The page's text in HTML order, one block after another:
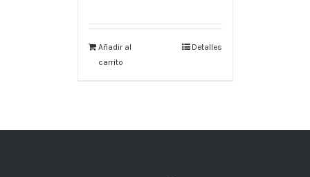
Añadir al
carrito
Detalles